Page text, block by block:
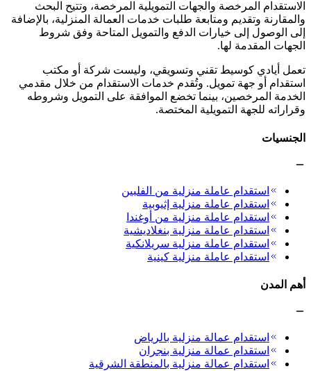
الاستقدام المرخصة والجهات التمويلية المرخصة، وتتيح البحث
والمقارنة وتقديم ومتابعة طلبات خدمات العمالة المنزلية، بالإضافة
إلى الوصول إلى خيارات الدفع والتمويل المتاحة وفق شروط
الجهات المقدمة لها.
تعمل أيادي كوسيط تقني وتسويقي، وليست شركة أو مكتب
استقدام أو جهة تمويل. وتُقدم خدمات الاستقدام من خلال مقدمي
الخدمة المرخصين، بينما تخضع الموافقة على التمويل وشروطه
وقراراته للجهة التمويلية المختصة.
الجنسيات
استقدام عاملة منزلية من الفلبين
استقدام عاملة منزلية إثيوبية
استقدام عاملة منزلية من أوغندا
استقدام عاملة منزلية بنغلاديشية
استقدام عاملة منزلية سريلانكية
استقدام عاملة منزلية كينية
أهم المدن
استقدام عمالة منزلية بالرياض
استقدام عمالة منزلية بنجران
استقدام عمالة منزلية بالمنطقة الشرقية